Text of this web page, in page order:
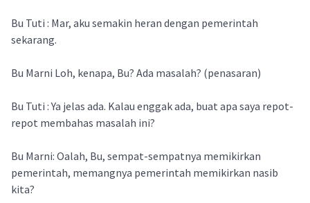
Bu Tuti : Mar, aku semakin heran dengan pemerintah
sekarang.
Bu Marni Loh, kenapa, Bu? Ada masalah? (penasaran)
Bu Tuti : Ya jelas ada. Kalau enggak ada, buat apa saya repot-
repot membahas masalah ini?
Bu Marni: Oalah, Bu, sempat-sempatnya memikirkan
pemerintah, memangnya pemerintah memikirkan nasib
kita?